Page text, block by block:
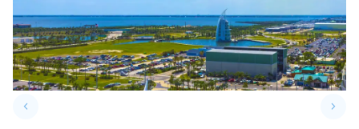
keyboard_arrow_leftPrevious slide keyboard_arrow_right